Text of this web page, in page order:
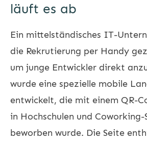
läuft es ab
Ein mittelständisches IT-
die Rekrutierung per Handy
um junge Entwickler direkt
wurde eine spezielle mobile
entwickelt, die mit einem QR-
in Hochschulen und Coworking-
beworben wurde. Die Seite